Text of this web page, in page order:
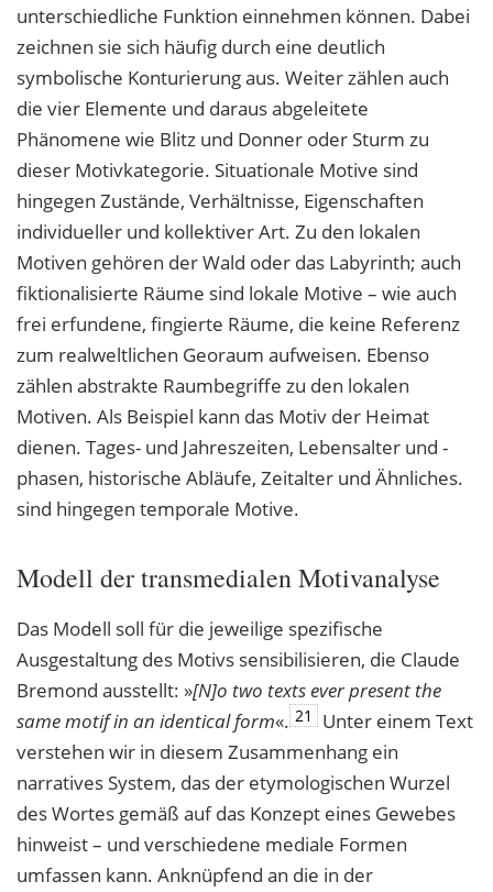
unterschiedliche Funktion einnehmen können. Dabei
zeichnen sie sich häufig durch eine deutlich
symbolische Konturierung aus. Weiter zählen auch
die vier Elemente und daraus abgeleitete
Phänomene wie Blitz und Donner oder Sturm zu
dieser Motivkategorie. Situationale Motive sind
hingegen Zustände, Verhältnisse, Eigenschaften
individueller und kollektiver Art. Zu den lokalen
Motiven gehören der Wald oder das Labyrinth; auch
fiktionalisierte Räume sind lokale Motive – wie auch
frei erfundene, fingierte Räume, die keine Referenz
zum realweltlichen Georaum aufweisen. Ebenso
zählen abstrakte Raumbegriffe zu den lokalen
Motiven. Als Beispiel kann das Motiv der Heimat
dienen. Tages- und Jahreszeiten, Lebensalter und -
phasen, historische Abläufe, Zeitalter und Ähnliches.
sind hingegen temporale Motive.
Modell der transmedialen Motivanalyse
Das Modell soll für die jeweilige spezifische
Ausgestaltung des Motivs sensibilisieren, die Claude
Bremond ausstellt: »[N]o two texts ever present the
same motif in an identicalform«. 21
Unter einem Text
verstehen wir in diesem Zusammenhang ein
narratives System, das der etymologischen Wurzel
des Wortes gemäß auf das Konzept eines Gewebes
hinweist – und verschiedene mediale Formen
umfassen kann. Anknüpfend an die in der